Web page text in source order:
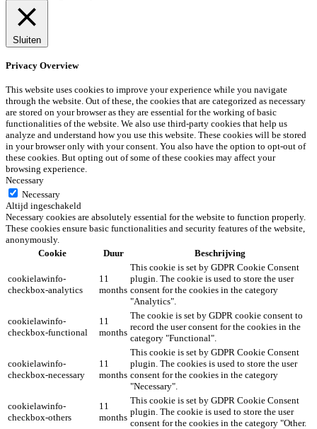
Sluiten
Privacy Overview
This website uses cookies to improve your experience while you navigate
through the website. Out of these, the cookies that are categorized as necessary
are stored on your browser as they are essential for the working of basic
functionalities of the website. We also use third-party cookies that help us
analyze and understand how you use this website. These cookies will be stored
in your browser only with your consent. You also have the option to opt-out of
these cookies. But opting out of some of these cookies may affect your
browsing experience.
Necessary
Necessary
Altijd ingeschakeld
Necessary cookies are absolutely essential for the website to function properly.
These cookies ensure basic functionalities and security features of the website,
anonymously.
Cookie
Duur Beschrijving
cookielawinfo-
checkbox-analytics
11
months
This cookie is set by GDPR Cookie Consent
plugin. The cookie is used to store the user
consent for the cookies in the category
"Analytics".
cookielawinfo-
checkbox-functional
11
months
The cookie is set by GDPR cookie consent to
record the user consent for the cookies in the
category "Functional".
cookielawinfo-
checkbox-necessary
11
months
This cookie is set by GDPR Cookie Consent
plugin. The cookies is used to store the user
consent for the cookies in the category
"Necessary".
cookielawinfo-
checkbox-others
11
months
This cookie is set by GDPR Cookie Consent
plugin. The cookie is used to store the user
consent for the cookies in the category "Other.